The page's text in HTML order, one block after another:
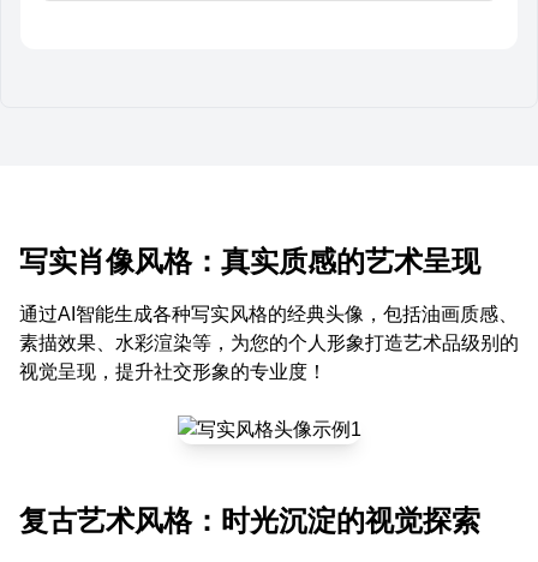
写实肖像风格：真实质感的艺术呈现
通过AI智能生成各种写实风格的经典头像，包括油画质感、
素描效果、水彩渲染等，为您的个人形象打造艺术品级别的
视觉呈现，提升社交形象的专业度！
复古艺术风格：时光沉淀的视觉探索